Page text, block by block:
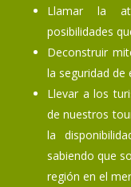
Llamar la
posibilidades
Deconstruir
la seguridad de
Llevar a los
de nuestros
la
sabiendo que
región en el